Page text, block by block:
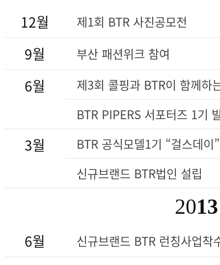
12월 제1회 BTR 사진공모전
9월 부산 패션위크 참여
6월
제3회 콜핑과 BTR이 함께하
BTR PIPERS 서포터즈 1기
3월
BTR 공식모델1기 “걸스데이”
신규브랜드 BTR법인 설립
2013
6월 신규브랜드 BTR 런칭사업착